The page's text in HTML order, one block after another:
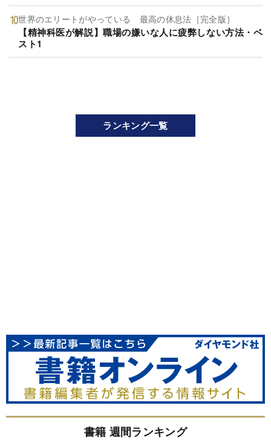
世界のエリートがやっている 最高の休息法［完全版］
【精神科医が解説】職場の嫌いな人に疲弊しない方法・ベ
スト1
ランキング一覧
書籍 週間ランキング